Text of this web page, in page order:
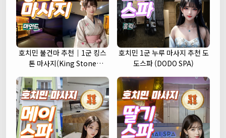
호치민 불건마 추천｜1군 킹스
톤 마사지(King Stone
호치민 1군 누루 마사지 추천 도
도스파 (DODO SPA)